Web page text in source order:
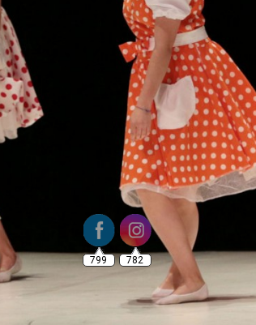
782